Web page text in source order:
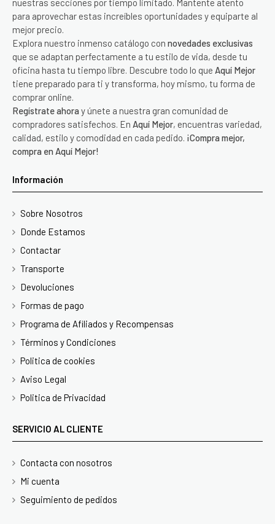
nuestras secciones por tiempo limitado. Mantente atento
para aprovechar estas increíbles oportunidades y equiparte al
mejor precio.
Explora nuestro inmenso catálogo con novedades exclusivas
que se adaptan perfectamente a tu estilo de vida, desde tu
oficina hasta tu tiempo libre. Descubre todo lo que Aquí Mejor
tiene preparado para ti y transforma, hoy mismo, tu forma de
comprar online.
Regístrate ahora y únete a nuestra gran comunidad de
compradores satisfechos. En Aquí Mejor, encuentras variedad,
calidad, estilo y comodidad en cada pedido. ¡Compra mejor,
compra en Aquí Mejor!
Información
Sobre Nosotros
Donde Estamos
Contactar
Transporte
Devoluciones
Formas de pago
Programa de Afiliados y Recompensas
Términos y Condiciones
Politica de cookies
Aviso Legal
Politica de Privacidad
SERVICIO AL CLIENTE
Contacta con nosotros
Mi cuenta
Seguimiento de pedidos